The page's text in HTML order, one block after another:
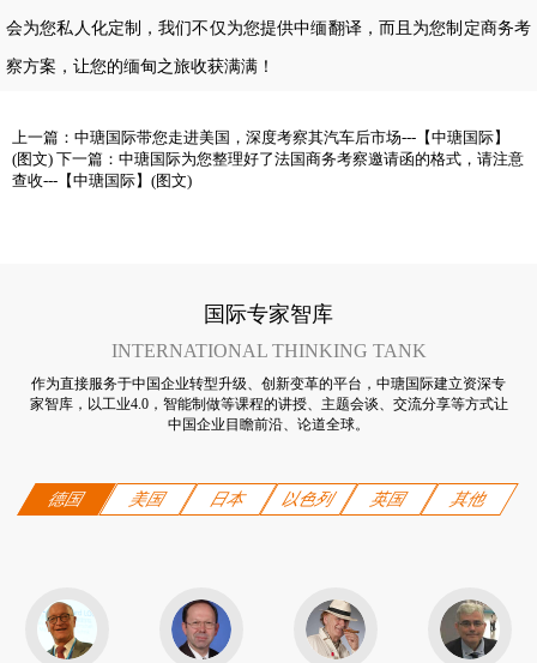
会为您私人化定制，我们不仅为您提供中缅翻译，而且为您制定商务考
察方案 ，让您的缅甸之旅收获满满！
上一篇： 中瑭国际带您走进美国，深度考察其汽车后市场---【中瑭国际】
(图文) 下一篇： 中瑭国际为您整理好了法国商务考察邀请函的格式，请注意
查收---【中瑭国际】(图文)
国际专家智库
INTERNATIONAL THINKING TANK
作为直接服务于中国企业转型升级、创新变革的平台，中瑭国际建立资深专
家智库，以工业4.0，智能制做等课程的讲授、主题会谈、交流分享等方式让
中国企业目瞻前沿、论道全球。
德国 美国 日本 以色列 英国 其他